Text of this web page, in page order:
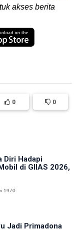
akses berita
0 0
Diri Hadapi
di GIIAS 2026,
1970
Jadi Primadona